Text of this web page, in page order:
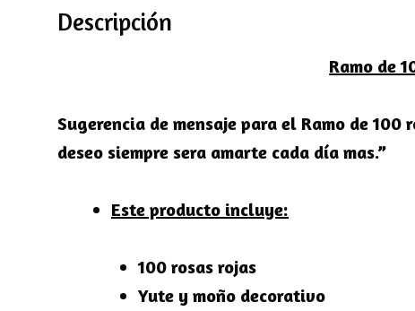
Descripción
Ramo de
Sugerencia de mensaje para el Ramo de 100
deseo siempre sera amarte cada día mas.”
Este producto incluye:
100 rosas rojas
Yute y moño decorativo